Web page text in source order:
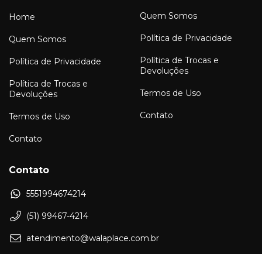
Home
Quem Somos
Política de Privacidade
Política de Trocas e
Devoluções
Termos de Uso
Contato
Quem Somos
Política de Privacidade
Política de Trocas e
Devoluções
Termos de Uso
Contato
Contato
5551994674214
(51) 99467-4214
atendimento@walaplace.com.br